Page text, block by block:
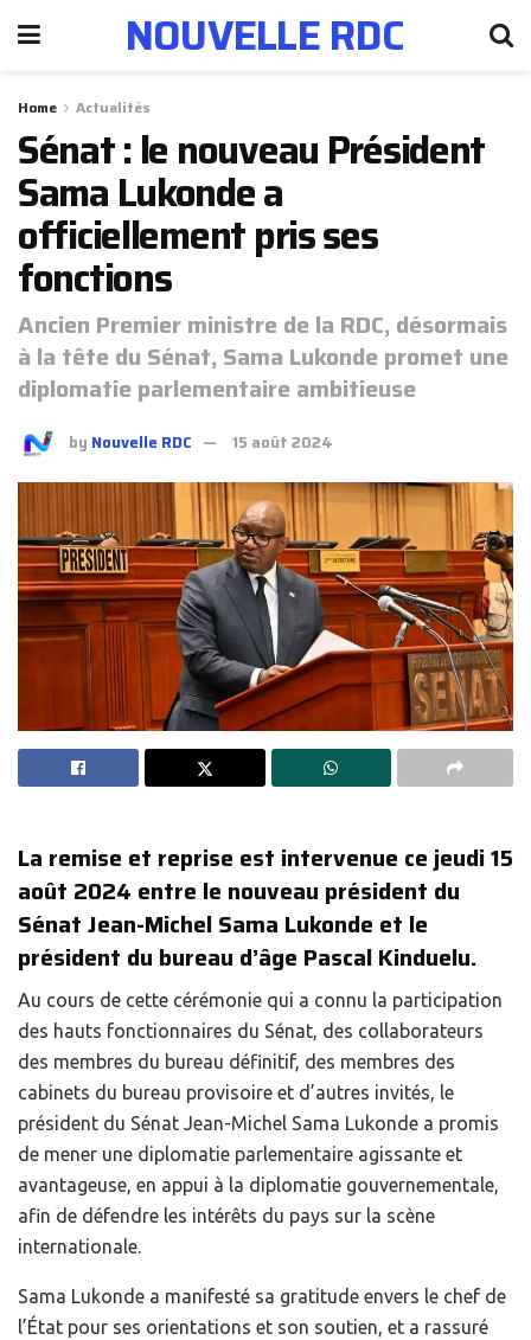
NOUVELLE RDC
Home Actualités
Sénat : le nouveau Président
Sama Lukonde a
officiellement pris ses
fonctions
Ancien Premier ministre de la RDC, désormais
à la tête du Sénat, Sama Lukonde promet une
diplomatie parlementaire ambitieuse
by Nouvelle RDC 15 août 2024
La remise et reprise est intervenue ce jeudi 15
août 2024 entre le nouveau président du
Sénat Jean-Michel Sama Lukonde et le
président du bureau d’âge Pascal Kinduelu.
Au cours de cette cérémonie qui a connu la participation
des hauts fonctionnaires du Sénat, des collaborateurs
des membres du bureau définitif, des membres des
cabinets du bureau provisoire et d’autres invités, le
président du Sénat Jean-Michel Sama Lukonde a promis
de mener une diplomatie parlementaire agissante et
avantageuse, en appui à la diplomatie gouvernementale,
afin de défendre les intérêts du pays sur la scène
internationale.
Sama Lukonde a manifesté sa gratitude envers le chef de
l’État pour ses orientations et son soutien, et a rassuré